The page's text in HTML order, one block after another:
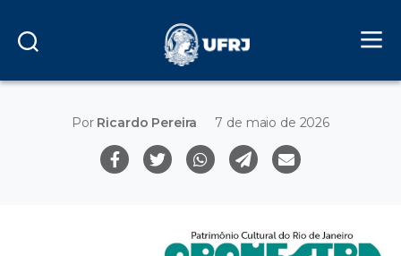
Por Ricardo Pereira 7 de maio de 2026